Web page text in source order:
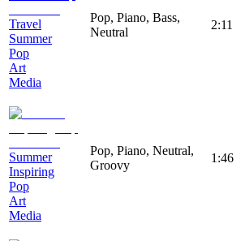
Travel
Summer
Pop
Art
Media
Pop, Piano, Bass,
Neutral
2:11
Summer
Inspiring
Pop
Art
Media
Pop, Piano, Neutral,
Groovy
1:46